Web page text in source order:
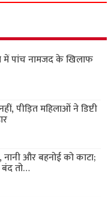
में पांच नामजद के खिलाफ
पीड़ित महिलाओं ने डिप्टी
और बहनोई को काटा;
तो…